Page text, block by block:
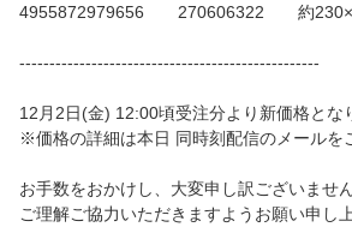
4955872979656 270606322 約
--------------------------------------------------
12月2日(金) 12:00頃受注分より新価格とな
※価格の詳細は本日 同時刻配信のメールを
お手数をおかけし、大変申し訳ございませ
ご理解ご協力いただきますようお願い申し上